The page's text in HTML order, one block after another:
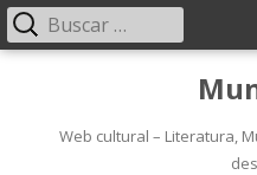
contenidoWeb cultural – Literatura,
Menú
Buscar: